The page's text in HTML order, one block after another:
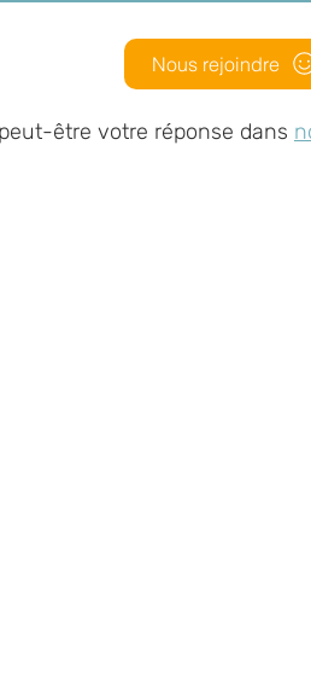
Nous rejoindre
être votre réponse dans